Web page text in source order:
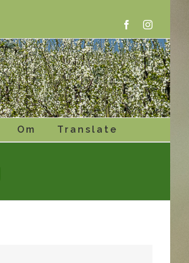
FacebookInstagram
Om Translate